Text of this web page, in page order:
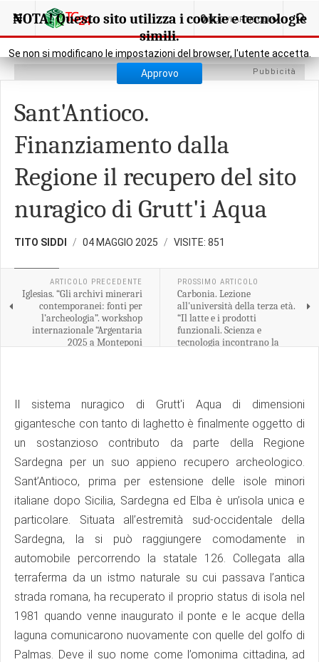
NOTA! Questo sito utilizza i cookie e tecnologie
simili.
Se non si modificano le impostazioni del browser, l'utente accetta.
Approvo
0 NUOVI ARTICOLI
SEI QUI: CULTURA CULTURA
Pubbicità
Sant'Antioco.
Finanziamento dalla
Regione il recupero del sito
nuragico di Grutt'i Aqua
TITO SIDDI 04 MAGGIO 2025 VISITE: 851
ARTICOLO PRECEDENTE
Iglesias. “Gli archivi minerari
contemporanei: fonti per
l’archeologia”. workshop
internazionale “Argentaria
2025 a Monteponi
PROSSIMO ARTICOLO
Carbonia. Lezione
all'università della terza età.
“Il latte e i prodotti
funzionali. Scienza e
tecnologia incontrano la
Il sistema nuragico di Grutt'i Aqua di dimensioni
gigantesche con tanto di laghetto è finalmente oggetto di
un sostanzioso contributo da parte della Regione
Sardegna per un suo appieno recupero archeologico.
Sant’Antioco, prima per estensione delle isole minori
italiane dopo Sicilia, Sardegna ed Elba è un’isola unica e
particolare. Situata all’estremità sud-occidentale della
Sardegna, la si può raggiungere comodamente in
automobile percorrendo la statale 126. Collegata alla
terraferma da un istmo naturale su cui passava l’antica
strada romana, ha recuperato il proprio status di isola nel
1981 quando venne inaugurato il ponte e le acque della
laguna comunicarono nuovamente con quelle del golfo di
Palmas. Deve il suo nome come l’omonima cittadina, ad